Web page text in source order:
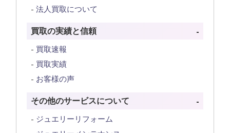
法人買取について
買取の実績と信頼
買取速報
買取実績
お客様の声
その他のサービスについて
ジュエリーリフォーム